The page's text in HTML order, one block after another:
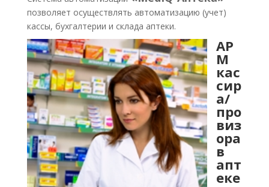
позволяет осуществлять автоматизацию (учет)
кассы, бухгалтерии и склада аптеки.
АР
М
кас
сир
а/
про
виз
ора
в
апт
еке